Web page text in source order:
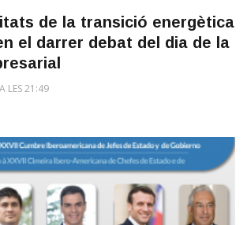
de la transició energètica
el darrer debat del dia de la
LES 21:49